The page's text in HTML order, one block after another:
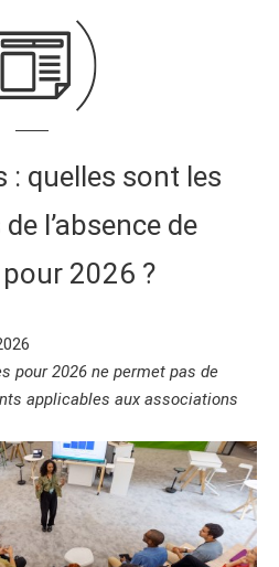
: quelles sont les
l’absence de
2026 ?
pour 2026 ne permet pas de
applicables aux associations